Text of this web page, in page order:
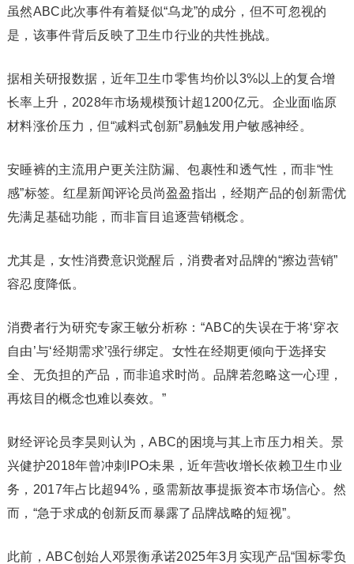
虽然ABC此次事件有着疑似“乌龙”的成分，但不可忽视的
是，该事件背后反映了卫生巾行业的共性挑战。
据相关研报数据，近年卫生巾零售均价以3%以上的复合增
长率上升，2028年市场规模预计超1200亿元。企业面临原
材料涨价压力，但“减料式创新”易触发用户敏感神经。
安睡裤的主流用户更关注防漏、包裹性和透气性，而非“性
感”标签。红星新闻评论员尚盈盈指出，经期产品的创新需优
先满足基础功能，而非盲目追逐营销概念。
尤其是，女性消费意识觉醒后，消费者对品牌的“擦边营销”
容忍度降低。
消费者行为研究专家王敏分析称：“ABC的失误在于将‘穿衣
自由’与‘经期需求’强行绑定。女性在经期更倾向于选择安
全、无负担的产品，而非追求时尚。品牌若忽略这一心理，
再炫目的概念也难以奏效。”
财经评论员李昊则认为，ABC的困境与其上市压力相关。景
兴健护2018年曾冲刺IPO未果，近年营收增长依赖卫生巾业
务，2017年占比超94%，亟需新故事提振资本市场信心。然
而，“急于求成的创新反而暴露了品牌战略的短视”。
此前，ABC创始人邓景衡承诺2025年3月实现产品“国标零负